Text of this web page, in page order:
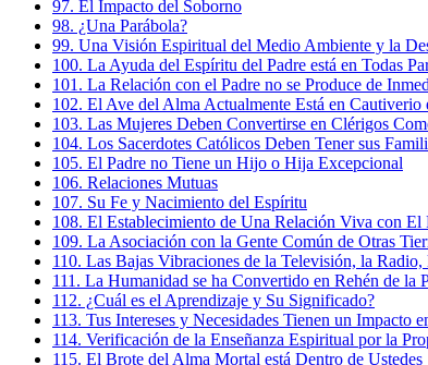
97. El Impacto del Soborno
98. ¿Una Parábola?
99. Una Visión Espiritual del Medio Ambiente y la
100. La Ayuda del Espíritu del Padre está en Todas
101. La Relación con el Padre no se Produce de
102. El Ave del Alma Actualmente Está en Cautiverio
103. Las Mujeres Deben Convertirse en Clérigos
104. Los Sacerdotes Católicos Deben Tener sus
105. El Padre no Tiene un Hijo o Hija Excepcional
106. Relaciones Mutuas
107. Su Fe y Nacimiento del Espíritu
108. El Establecimiento de Una Relación Viva con El
109. La Asociación con la Gente Común de Otras
110. Las Bajas Vibraciones de la Televisión, la
111. La Humanidad se ha Convertido en Rehén de la
112. ¿Cuál es el Aprendizaje y Su Significado?
113. Tus Intereses y Necesidades Tienen un Impacto
114. Verificación de la Enseñanza Espiritual por la
115. El Brote del Alma Mortal está Dentro de Ustedes